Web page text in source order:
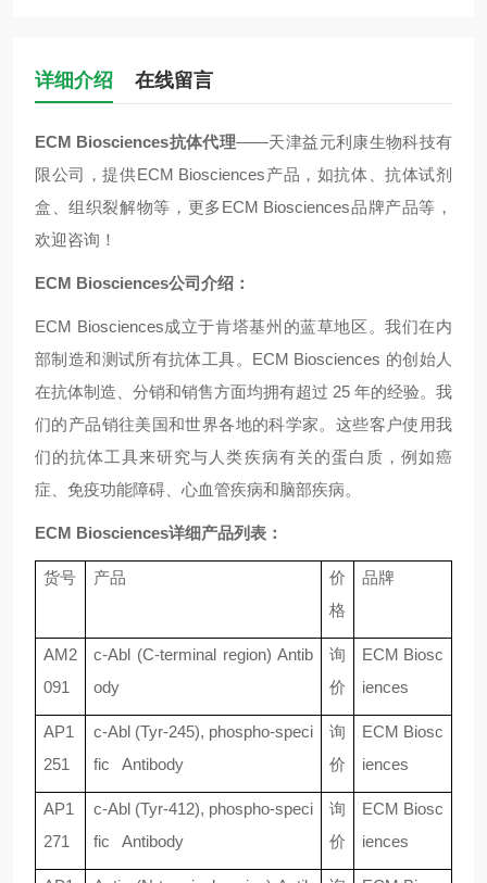
详细介绍 在线留言
ECM Biosciences抗体代理——天津益元利康生物科技有
限公司，提供ECM Biosciences产品，如抗体、抗体试剂
盒、组织裂解物等，更多ECM Biosciences品牌产品等，
欢迎咨询！
ECM Biosciences公司介绍：
ECM Biosciences成立于肯塔基州的蓝草地区。我们在内
部制造和测试所有抗体工具。ECM Biosciences 的创始人
在抗体制造、分销和销售方面均拥有超过 25 年的经验。我
们的产品销往美国和世界各地的科学家。这些客户使用我
们的抗体工具来研究与人类疾病有关的蛋白质，例如癌
症、免疫功能障碍、心血管疾病和脑部疾病。
ECM Biosciences详细产品列表：
货号 产品
价
格
品牌
AM2
091
c-Abl (C-terminal region) Antib
ody
询
价
ECM Biosc
iences
AP1
251
c-Abl (Tyr-245), phospho-speci
fic Antibody
询
价
ECM Biosc
iences
AP1
271
c-Abl (Tyr-412), phospho-speci
fic Antibody
询
价
ECM Biosc
iences